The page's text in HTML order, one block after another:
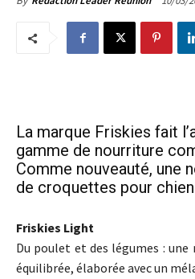
La marque Friskies fait
gamme de nourriture
Comme nouveauté, une
de croquettes pour
Friskies Light
Du poulet et des légumes :
équilibrée, élaborée avec un